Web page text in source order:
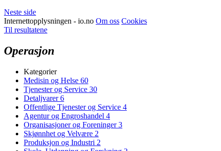
Neste side
Internettopplysningen - io.no Om oss Cookies
Til resultatene
Operasjon
Kategorier
Medisin og Helse 60
Tjenester og Service 30
Detaljvarer6
Offentlige Tjenester og Service 4
Agentur og Engroshandel 4
Organisasjoner og Foreninger3
Skjønnhet og Velvære 2
Produksjon og Industri 2